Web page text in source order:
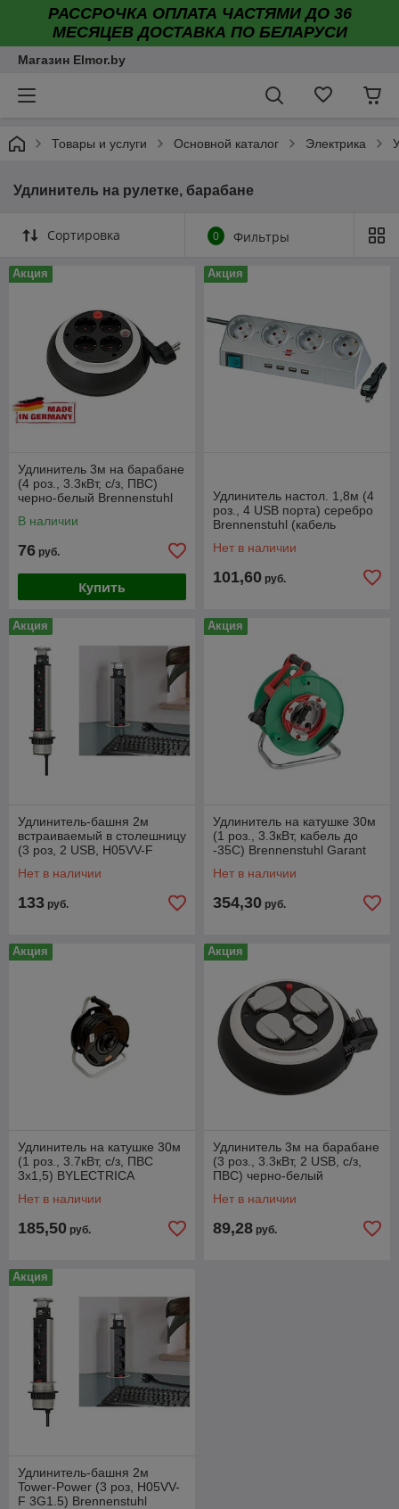
РАССРОЧКА ОПЛАТА ЧАСТЯМИ ДО 36
МЕСЯЦЕВ ДОСТАВКА ПО БЕЛАРУСИ
Магазин Elmor.by
Товары и услуги Основной каталог Электрика
Удлинитель на рулетке, барабане
Сортировка 0 Фильтры
Акция
Удлинитель 3м на барабане
(4 роз., 3.3кВт, с/з, ПВС)
черно-белый Brennenstuhl
3х1,5мм2,
В наличии
76 руб.
Купить
Акция
Удлинитель настол. 1,8м (4
роз., 4 USB порта) серебро
Brennenstuhl (кабель
Нет в наличии
101,60 руб.
Акция
Удлинитель-башня 2м
встраиваемый в столешницу
(3 роз, 2 USB, H05VV-F
(вертикальный
Нет в наличии
133 руб.
Акция
Удлинитель на катушке 30м
(1 роз., 3.3кВт, кабель до
-35С) Brennenstuhl Garant
Нет в наличии
354,30 руб.
Акция
Удлинитель на катушке 30м
(1 роз., 3.7кВт, с/з, ПВС
3х1,5) BYLECTRICA
Нет в наличии
185,50 руб.
Акция
Удлинитель 3м на барабане
(3 роз., 3.3кВт, 2 USB, с/з,
ПВС) черно-белый
Нет в наличии
89,28 руб.
Акция
Удлинитель-башня 2м
Tower-Power (3 роз, H05VV-
F 3G1.5) Brennenstuhl